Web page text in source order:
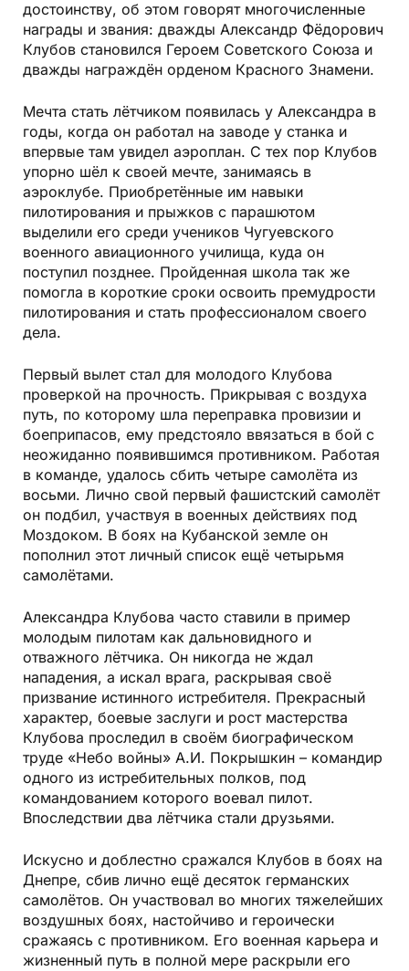
достоинству, об этом говорят многочисленные
награды и звания: дважды Александр Фёдорович
Клубов становился Героем Советского Союза и
дважды награждён орденом Красного Знамени.
Мечта стать лётчиком появилась у Александра в
годы, когда он работал на заводе у станка и
впервые там увидел аэроплан. С тех пор Клубов
упорно шёл к своей мечте, занимаясь в
аэроклубе. Приобретённые им навыки
пилотирования и прыжков с парашютом
выделили его среди учеников Чугуевского
военного авиационного училища, куда он
поступил позднее. Пройденная школа так же
помогла в короткие сроки освоить премудрости
пилотирования и стать профессионалом своего
дела.
Первый вылет стал для молодого Клубова
проверкой на прочность. Прикрывая с воздуха
путь, по которому шла переправка провизии и
боеприпасов, ему предстояло ввязаться в бой с
неожиданно появившимся противником. Работая
в команде, удалось сбить четыре самолёта из
восьми. Лично свой первый фашистский самолёт
он подбил, участвуя в военных действиях под
Моздоком. В боях на Кубанской земле он
пополнил этот личный список ещё четырьмя
самолётами.
Александра Клубова часто ставили в пример
молодым пилотам как дальновидного и
отважного лётчика. Он никогда не ждал
нападения, а искал врага, раскрывая своё
призвание истинного истребителя. Прекрасный
характер, боевые заслуги и рост мастерства
Клубова проследил в своём биографическом
труде «Небо войны» А.И. Покрышкин – командир
одного из истребительных полков, под
командованием которого воевал пилот.
Впоследствии два лётчика стали друзьями.
Искусно и доблестно сражался Клубов в боях на
Днепре, сбив лично ещё десяток германских
самолётов. Он участвовал во многих тяжелейших
воздушных боях, настойчиво и героически
сражаясь с противником. Его военная карьера и
жизненный путь в полной мере раскрыли его